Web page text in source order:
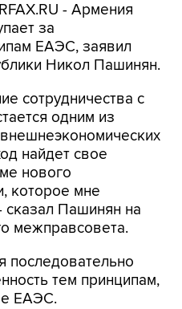
- Армения
за
ЕАЭС, заявил
Никол Пашинян.
сотрудничества с
одним из
найдет свое
нового
которое мне
сказал Пашинян на
межправсовета.
последовательно
тем принципам,
ЕАЭС.